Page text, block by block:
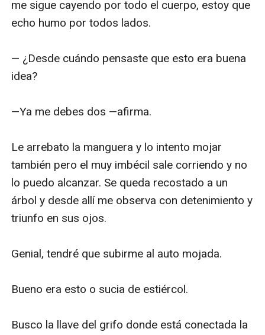
me sigue cayendo por todo el cuerpo, estoy que
echo humo por todos lados.
— ¿Desde cuándo pensaste que esto era buena
idea?
—Ya me debes dos —afirma.
Le arrebato la manguera y lo intento mojar
también pero el muy imbécil sale corriendo y no
lo puedo alcanzar. Se queda recostado a un
árbol y desde allí me observa con detenimiento y
triunfo en sus ojos.
Genial, tendré que subirme al auto mojada.
Bueno era esto o sucia de estiércol.
Busco la llave del grifo donde está conectada la